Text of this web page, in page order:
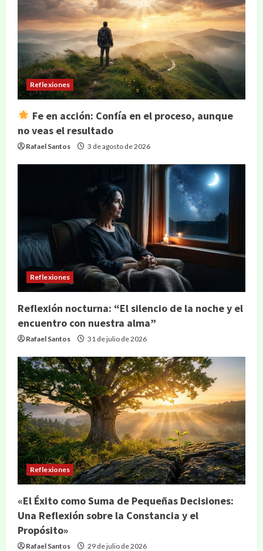
Reflexiones
Fe en acción: Confía en el proceso, aunque
no veas el resultado
Rafael Santos 3 de agosto de 2026
Reflexiones
Reflexión nocturna: “El silencio de la noche y el
encuentro con nuestra alma”
Rafael Santos 31 de julio de 2026
Reflexiones
«El Éxito como Suma de Pequeñas Decisiones:
Una Reflexión sobre la Constancia y el
Propósito»
Rafael Santos 29 de julio de 2026